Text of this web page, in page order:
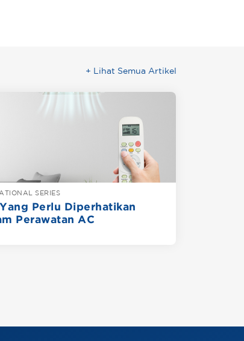
+ Lihat Semua Artikel
SERIES
Yang Perlu Diperhatikan
Perawatan AC